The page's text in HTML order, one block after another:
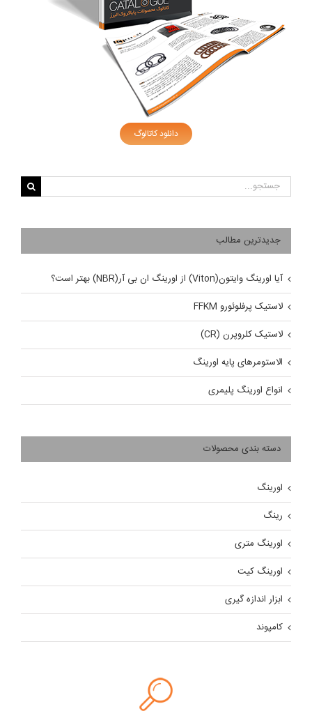
دانلود کاتالوگ
جستجو
برای:
جدیدترین مطالب
آیا اورینگ وایتون(Viton) از اورینگ ان بی آر(NBR) بهتر است؟
لاستیک پرفلوئورو FFKM
لاستیک کلروپرن (CR)
الاستومرهای پایه اورینگ
انواع اورینگ پلیمری
دسته بندی محصولات
اورینگ
رینگ
اورینگ متری
اورینگ کیت
ابزار اندازه گیری
کامپوند